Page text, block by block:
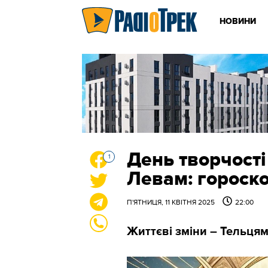
НОВИНИ
1
День
Левам:
П'ЯТНИЦЯ, 11 КВІТНЯ 2025 22:00
Життєві зміни – Тельцям